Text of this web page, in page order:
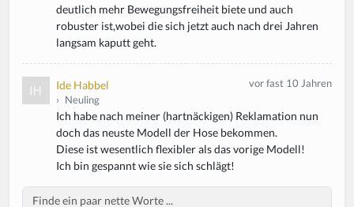
deutlich mehr Bewegungsfreiheit biete und auch
robuster ist,wobei die sich jetzt auch nach drei Jahren
langsam kaputt geht.
Ide Habbel
› Neuling
vor fast 10 Jahren
Ich habe nach meiner (hartnäckigen) Reklamation nun
doch das neuste Modell der Hose bekommen.
Diese ist wesentlich flexibler als das vorige Modell!
Ich bin gespannt wie sie sich schlägt!
Body